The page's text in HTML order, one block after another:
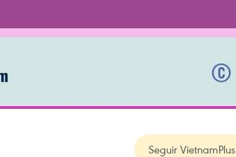
Seguir VietnamPlus